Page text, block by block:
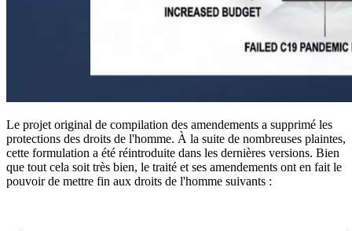
Le projet original de compilation des amendements a supprimé les
protections des droits de l'homme. À la suite de nombreuses plaintes,
cette formulation a été réintroduite dans les dernières versions. Bien
que tout cela soit très bien, le traité et ses amendements ont en fait le
pouvoir de mettre fin aux droits de l'homme suivants :